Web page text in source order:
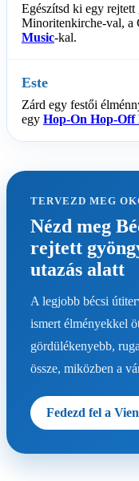
Egészítsd ki egy
Minoritenkirche-val, a
Music-kal.
Este
Zárd egy festői
egy Hop-On Hop-Off
TERVEZD MEG
Nézd meg
rejtett
utazás alatt
A legjobb bécsi
ismert élményekkel
gördülékenyebb,
össze, miközben a
Fedezd fel a